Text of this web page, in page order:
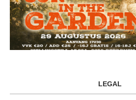
LEGAL